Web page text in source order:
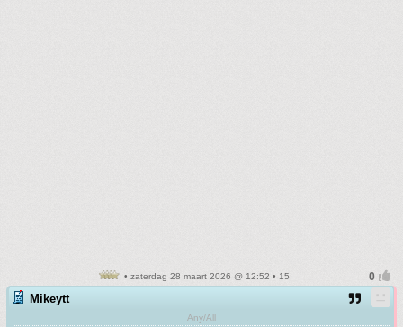
• zaterdag 28 maart 2026 @ 12:52 • 15
Mikeytt
Any/All